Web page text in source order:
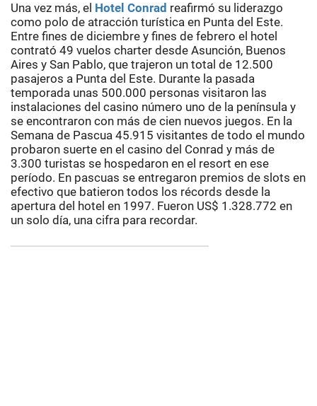
Una vez más, el Hotel Conrad reafirmó su liderazgo
como polo de atracción turística en Punta del Este.
Entre fines de diciembre y fines de febrero el hotel
contrató 49 vuelos charter desde Asunción, Buenos
Aires y San Pablo, que trajeron un total de 12.500
pasajeros a Punta del Este. Durante la pasada
temporada unas 500.000 personas visitaron las
instalaciones del casino número uno de la península y
se encontraron con más de cien nuevos juegos. En la
Semana de Pascua 45.915 visitantes de todo el mundo
probaron suerte en el casino del Conrad y más de
3.300 turistas se hospedaron en el resort en ese
período. En pascuas se entregaron premios de slots en
efectivo que batieron todos los récords desde la
apertura del hotel en 1997. Fueron US$ 1.328.772 en
un solo día, una cifra para recordar.